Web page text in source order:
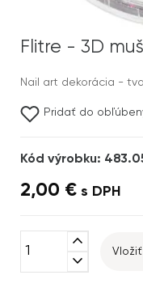
Flitre - 3D
Nail art dekorácia -
Pridať do
Kód výrobku:
2,00 € s DPH
expand_less
expand_more